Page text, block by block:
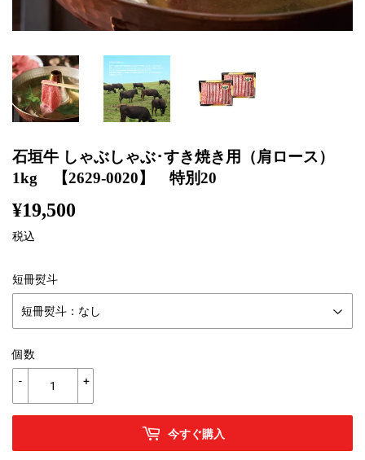
石垣牛 しゃぶしゃぶ･すき焼き用（肩ロース）
1kg 【2629-0020】 特別20
¥19,500
税込
短冊熨斗
個数
+
-
今すぐ購入